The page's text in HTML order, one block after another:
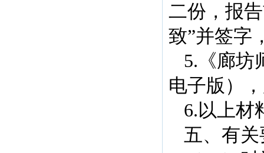
二份，报
致”并签字
5.《廊坊
电子版）
6.以上材
五、有